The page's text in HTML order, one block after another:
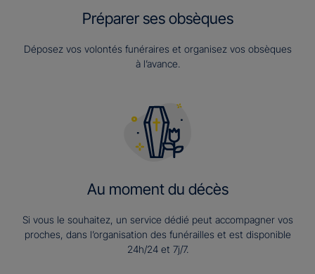
Préparer ses obsèques
Déposez vos volontés funéraires et organisez vos obsèques
à l’avance.
Au moment du décès
Si vous le souhaitez, un service dédié peut accompagner vos
proches, dans l’organisation des funérailles et est disponible
24h/24 et 7j/7.